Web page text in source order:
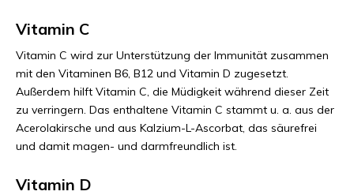
Vitamin C
Vitamin C wird zur Unterstützung der Immunität zusammen
mit den Vitaminen B6, B12 und Vitamin D zugesetzt.
Außerdem hilft Vitamin C, die Müdigkeit während dieser Zeit
zu verringern. Das enthaltene Vitamin C stammt u. a. aus der
Acerolakirsche und aus Kalzium-L-Ascorbat, das säurefrei
und damit magen- und darmfreundlich ist.
Vitamin D